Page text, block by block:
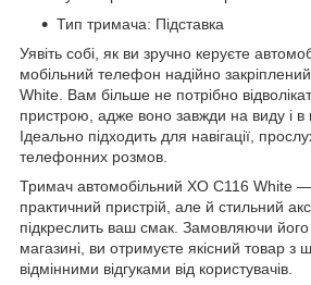
Тип тримача: Підставка
Уявіть собі, як ви зручно керуєте
мобільний телефон надійно
White. Вам більше не потрібно
пристрою, адже воно завжди на виду і в
Ідеально підходить для навігації,
телефонних розмов.
Тримач автомобільний XO C116 White
практичний пристрій, але й стильний
підкреслить ваш смак. Замовляючи
магазині, ви отримуєте якісний товар з
відмінними відгуками від користувачів.